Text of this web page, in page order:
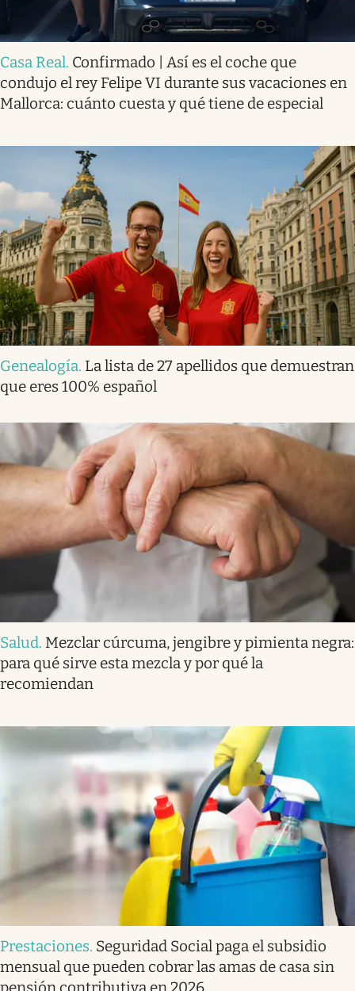
Casa Real. Confirmado | Así es el coche que
condujo el rey Felipe VI durante sus vacaciones en
Mallorca: cuánto cuesta y qué tiene de especial
Genealogía. La lista de 27 apellidos que demuestran
que eres 100% español
Salud. Mezclar cúrcuma, jengibre y pimienta negra:
para qué sirve esta mezcla y por qué la
recomiendan
Prestaciones. Seguridad Social paga el subsidio
mensual que pueden cobrar las amas de casa sin
pensión contributiva en 2026